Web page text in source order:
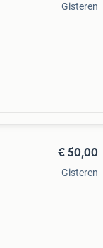
Gisteren
€ 50,00
Gisteren